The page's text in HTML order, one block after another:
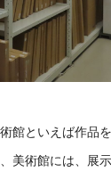
館といえば作品
美術館には、展